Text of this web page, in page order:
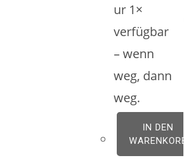
ur 1×
verfügbar
– wenn
weg, dann
weg.
IN DEN
WARENKORB